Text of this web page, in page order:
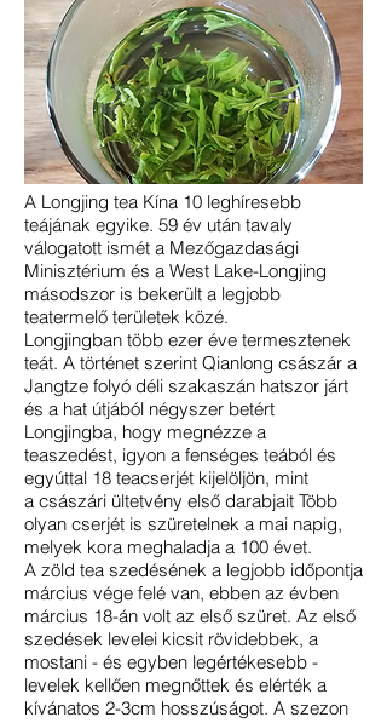
A Longjing tea Kína 10 leghíresebb
teájának egyike. 59 év után tavaly
válogatott ismét a Mezőgazdasági
Minisztérium és a West Lake-Longjing
másodszor is bekerült a legjobb
teatermelő területek közé.
Longjingban több ezer éve termesztenek
teát. A történet szerint Qianlong császár a
Jangtze folyó déli szakaszán hatszor járt
és a hat útjából négyszer betért
Longjingba, hogy megnézze a
teaszedést, igyon a fenséges teából és
egyúttal 18 teacserjét kijelöljön, mint
a császári ültetvény első darabjait Több
olyan cserjét is szüretelnek a mai napig,
melyek kora meghaladja a 100 évet.
A zöld tea szedésének a legjobb időpontja
március vége felé van, ebben az évben
március 18-án volt az első szüret. Az első
szedések levelei kicsit rövidebbek, a
mostani - és egyben legértékesebb -
levelek kellően megnőttek és elérték a
kívánatos 2-3cm hosszúságot. A szezon